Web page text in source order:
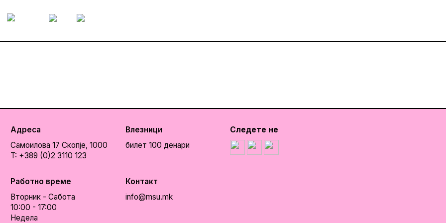
Адреса
Самоилова 17 Скопје, 1000
T: +389 (0)2 3110 123
Влезници
билет 100 денари
Работно време
Вторник - Сабота
10:00 - 17:00
Недела
Контакт
info@msu.mk
Следете не